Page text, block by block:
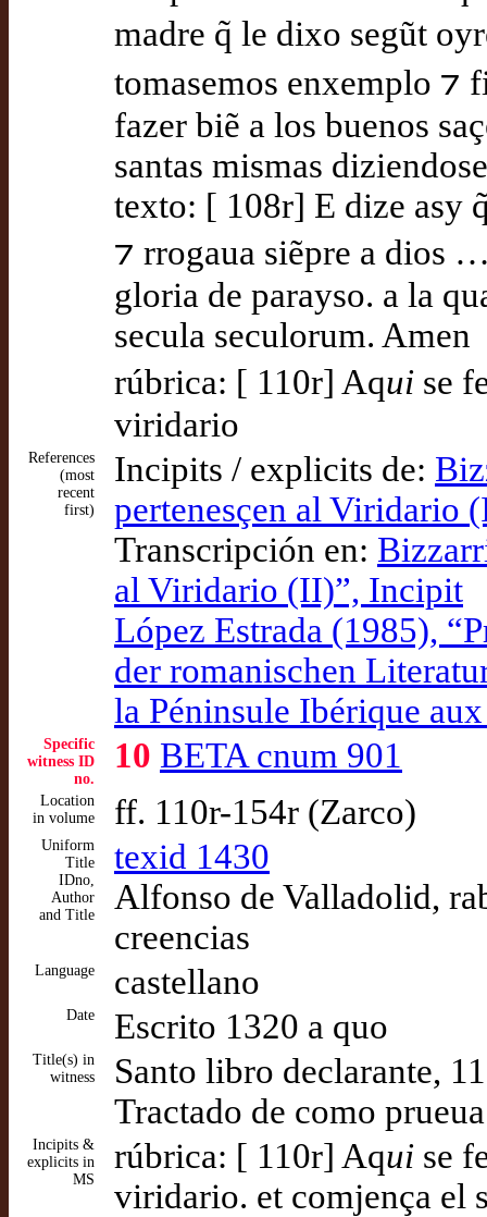
madre q̃ le dixo segũt
tomasemos enxemplo ⁊
fazer biẽ a los buenos
santas mismas
texto: [ 108r] E dize asy
⁊ rrogaua siẽpre a dios
gloria de parayso. a la
secula seculorum. Amen
rúbrica: [ 110r] Aqui se
viridario
References
(most
recent
first)
Incipits / explicits de:
pertenesçen al Viridario
Transcripción en:
al Viridario (II)”, Incipit
López Estrada (1985),
der romanischen
la Péninsule Ibérique
Specific
witness ID
no.
10 BETA cnum 901
Location
in volume
ff. 110r-154r (Zarco)
Uniform
Title
IDno,
Author
and Title
texid 1430
Alfonso de Valladolid,
creencias
Language castellano
Date Escrito 1320 a quo
Title(s) in
witness
Santo libro declarante,
Tractado de como
Incipits &
explicits in
MS
rúbrica: [ 110r] Aqui se
viridario. et comjença el